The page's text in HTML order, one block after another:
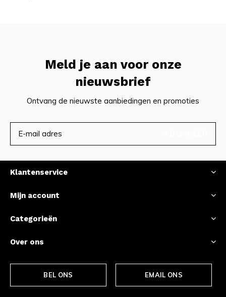
Meld je aan voor onze
nieuwsbrief
Ontvang de nieuwste aanbiedingen en promoties
Klantenservice
Mijn account
Categorieën
Over ons
BEL ONS EMAIL ONS